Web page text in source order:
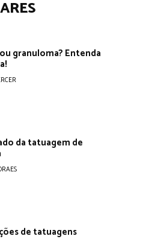
granuloma? Entenda
da tatuagem de
de tatuagens